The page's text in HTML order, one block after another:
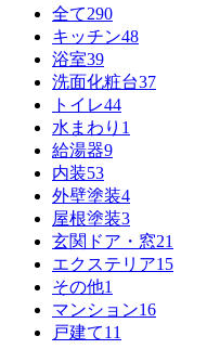
全て290
キッチン48
浴室39
洗面化粧台37
トイレ44
水まわり 1
給湯器9
内装53
外壁塗装4
屋根塗装3
玄関ドア・窓21
エクステリア15
その他1
マンション16
戸建て11